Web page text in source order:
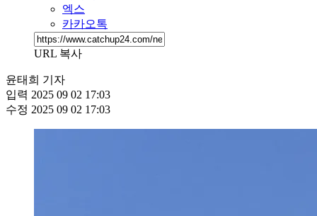
엑스
카카오톡
URL 복사
윤태희 기자
입력 2025 09 02 17:03
수정 2025 09 02 17:03